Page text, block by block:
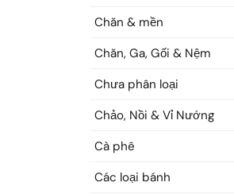
Chăn & mền
Chăn, Ga, Gối & Nệm
Chưa phân loại
Chảo, Nồi & Vỉ Nướng
Cà phê
Các loại bánh